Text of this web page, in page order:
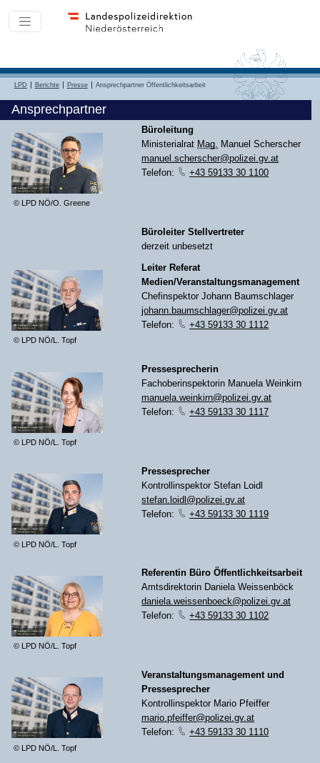
LPD Berichte Presse Ansprechpartner Öffentlichkeitsarbeit
Ansprechpartner
© LPD NÖ/O. Greene
Büroleitung
Ministerialrat Mag. Manuel Scherscher
manuel.scherscher@polizei.gv.at
Telefon:
+43 59133 30 1100
Büroleiter Stellvertreter
derzeit unbesetzt
© LPD NÖ/L. Topf
Leiter Referat
Medien/Veranstaltungsmanagement
Chefinspektor Johann Baumschlager
johann.baumschlager@polizei.gv.at
Telefon:
+43 59133 30 1112
© LPD NÖ/L. Topf
Pressesprecherin
Fachoberinspektorin Manuela Weinkirn
manuela.weinkirn@polizei.gv.at
Telefon:
+43 59133 30 1117
© LPD NÖ/L. Topf
Pressesprecher
Kontrollinspektor Stefan Loidl
stefan.loidl@polizei.gv.at
Telefon:
+43 59133 30 1119
© LPD NÖ/L. Topf
Referentin Büro Öffentlichkeitsarbeit
Amtsdirektorin Daniela Weissenböck
daniela.weissenboeck@polizei.gv.at
Telefon:
+43 59133 30 1102
© LPD NÖ/L. Topf
Veranstaltungsmanagement und
Pressesprecher
Kontrollinspektor Mario Pfeiffer
mario.pfeiffer@polizei.gv.at
Telefon:
+43 59133 30 1110